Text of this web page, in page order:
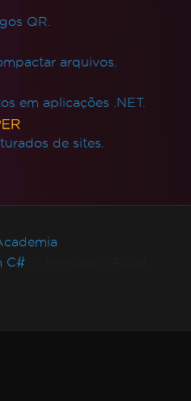
QR.
arquivos.
em aplicações .NET.
de sites.
C#